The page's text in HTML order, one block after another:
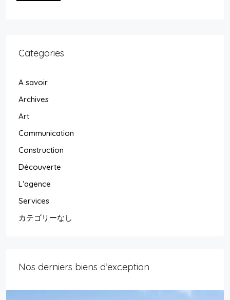
Categories
A savoir
Archives
Art
Communication
Construction
Découverte
L’agence
Services
カテゴリーなし
Nos derniers biens d’exception